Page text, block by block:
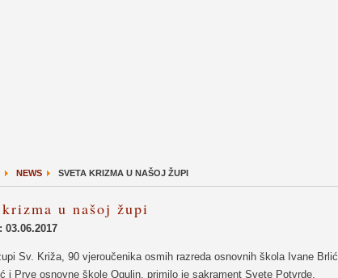
NEWS SVETA KRIZMA U NAŠOJ ŽUPI
krizma u našoj župi
03.06.2017
Sv. Križa, 90 vjeroučenika osmih razreda osnovnih škola Ivane Brlić
i Prve osnovne škole Ogulin, primilo je sakrament Svete Potvrde.